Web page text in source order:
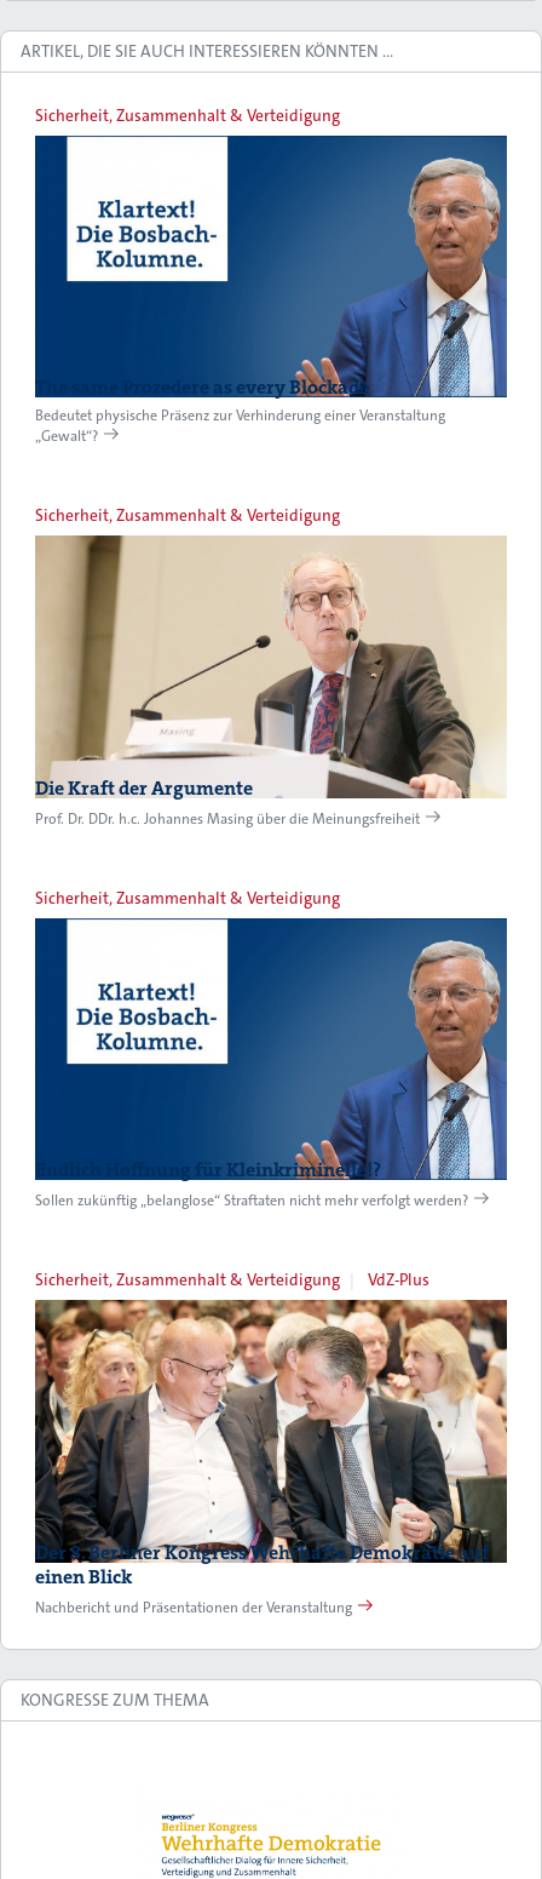
ARTIKEL, DIE SIE AUCH INTERESSIEREN KÖNNTEN …
Sicherheit, Zusammenhalt & Verteidigung
The same Prozedere as every Blockade
Bedeutet physische Präsenz zur Verhinderung einer Veranstaltung
„Gewalt“?
Sicherheit, Zusammenhalt & Verteidigung
Die Kraft der Argumente
Prof. Dr. DDr. h.c. Johannes Masing über die Meinungsfreiheit
Sicherheit, Zusammenhalt & Verteidigung
Endlich Hoffnung für Kleinkriminelle!?
Sollen zukünftig „belanglose“ Straftaten nicht mehr verfolgt werden?
Sicherheit, Zusammenhalt & Verteidigung VdZ-Plus
Der 8. Berliner Kongress Wehrhafte Demokratie auf
einen Blick
Nachbericht und Präsentationen der Veranstaltung
KONGRESSE ZUM THEMA